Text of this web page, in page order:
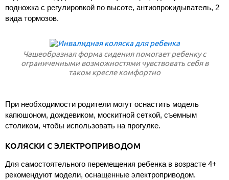
подножка с регулировкой по высоте, антиопрокидыватель, 2
вида тормозов.
Чашеобразная форма сидения помогает ребенку с
ограниченными возможностями чувствовать себя в
таком кресле комфортно
При необходимости родители могут оснастить модель
капюшоном, дождевиком, москитной сеткой, съемным
столиком, чтобы использовать на прогулке.
КОЛЯСКИ С ЭЛЕКТРОПРИВОДОМ
Для самостоятельного перемещения ребенка в возрасте 4+
рекомендуют модели, оснащенные электроприводом.